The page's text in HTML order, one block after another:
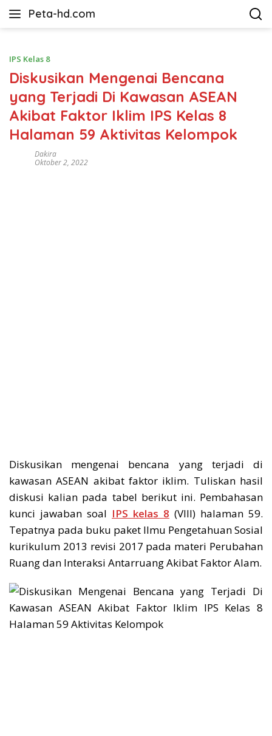
Peta-hd.com
Kumpulan
HD
IPS Kelas 8
Diskusikan Mengenai Bencana
yang Terjadi Di Kawasan ASEAN
Akibat Faktor Iklim IPS Kelas 8
Halaman 59 Aktivitas Kelompok
Dakira
Oktober 2, 2022
Diskusikan mengenai bencana yang terjadi di
kawasan ASEAN akibat faktor iklim. Tuliskan hasil
diskusi kalian pada tabel berikut ini. Pembahasan
kunci jawaban soal IPS kelas 8 (VIII) halaman 59.
Tepatnya pada buku paket Ilmu Pengetahuan Sosial
kurikulum 2013 revisi 2017 pada materi Perubahan
Ruang dan Interaksi Antarruang Akibat Faktor Alam.